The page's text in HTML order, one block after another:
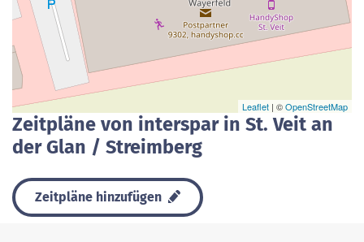
Leaflet | ©OpenStreetMap
Zeitpläne von interspar in St. Veit an
der Glan / Streimberg
Zeitpläne hinzufügen